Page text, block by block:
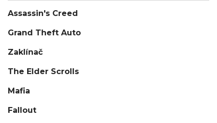
Assassin's Creed
Grand Theft Auto
Zaklínač
The Elder Scrolls
Mafia
Fallout